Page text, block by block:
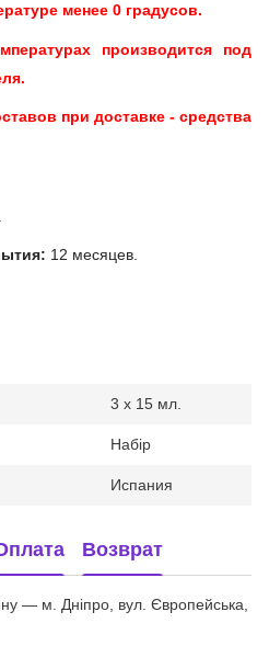
менее 0 градусов.
производится под
при доставке - средства
12 месяцев.
3 х 15 мл.
Набір
Испания
Возврат
— м. Дніпро, вул. Європейська,